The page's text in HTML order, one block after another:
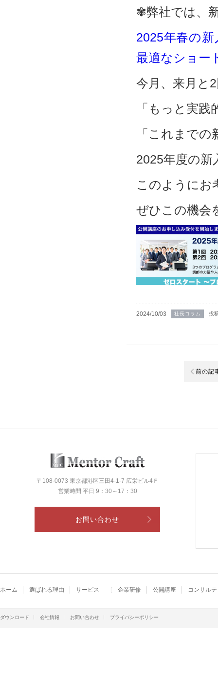
✾弊社では、
2025年春の
最適なショー
今月、来月と
「もっと実
「これまで
2025年度の新
このようにお
ぜひこの機会
2024/10/03 社長コラム 投
前の記
〒108-0073 東京都港区三田4-1-7 広栄ビル4Ｆ
営業時間 平日 9：30～17：30
お問い合わせ
ホーム 選ばれる理由 サービス 企業研修 公開講座 コンサル
ダウンロード 会社情報 お問い合わせ プライバシーポリシー